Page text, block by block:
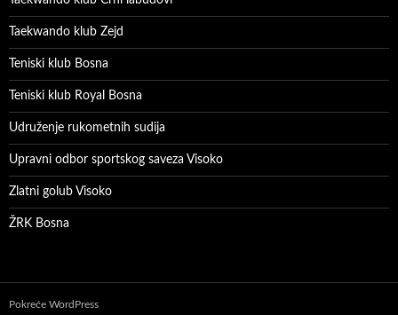
Taekwando klub Zejd
Teniski klub Bosna
Teniski klub Royal Bosna
Udruženje rukometnih sudija
Upravni odbor sportskog saveza Visoko
Zlatni golub Visoko
ŽRK Bosna
Pokreće WordPress